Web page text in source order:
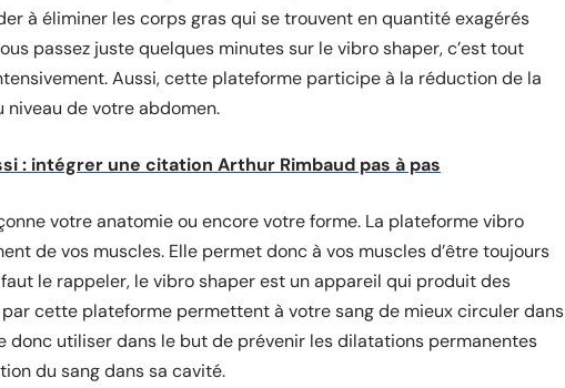
à éliminer les corps gras qui se trouvent en quantité exagérés
passez juste quelques minutes sur le vibro shaper, c’est tout
Aussi, cette plateforme participe à la réduction de la
de votre abdomen.
: intégrer une citation Arthur Rimbaud pas à pas
votre anatomie ou encore votre forme. La plateforme vibro
de vos muscles. Elle permet donc à vos muscles d’être toujours
le rappeler, le vibro shaper est un appareil qui produit des
cette plateforme permettent à votre sang de mieux circuler dans
donc utiliser dans le but de prévenir les dilatations permanentes
du sang dans sa cavité.